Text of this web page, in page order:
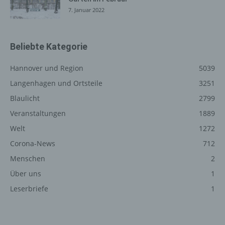
7. Januar 2022
Beliebte Kategorie
Hannover und Region
5039
Langenhagen und Ortsteile
3251
Blaulicht
2799
Veranstaltungen
1889
Welt
1272
Corona-News
712
Menschen
2
Über uns
1
Leserbriefe
1
betroffenen Person jederzeit auf Anfrage Auskunft
darüber, welche personenbezogenen Daten über die
oder löscht der für die Verarbeitung Verantwortliche
personenbezogene Daten auf Wunsch oder Hinweis der
Aufbewahrungspflichten entgegenstehen. Die
Gesamtheit der Mitarbeiter des für die Verarbeitung
Verantwortlichen stehen der betroffenen Person in
Verfügung.
Kontaktmöglichkeit über die
Internetseite
Die Internetseite enthält aufgrund von gesetzlichen